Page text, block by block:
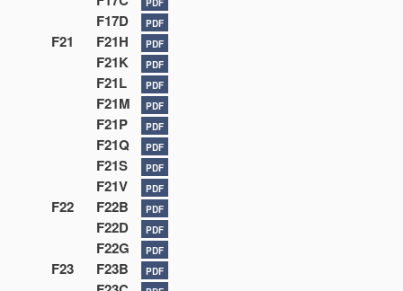
PDF
F17D PDF
F21 F21H PDF
F21K PDF
F21L PDF
F21M PDF
F21P PDF
F21Q PDF
F21S PDF
F21V PDF
F22 F22B PDF
F22D PDF
F22G PDF
F23 F23B PDF